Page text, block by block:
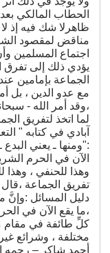
الحطاب المالكي
ظاهرلا شك فيه إذ
مناقض لمقصود
اجتماع المسلمين
يؤدي ذلك إلى تفرق
الجماعة بإمامين
مع عدو الدين ، بل
،وقد أمر الله -
لما اتخذ لتفريق
آبادي في كتابه "
:"ومنها ـ يعني
الآن في الحرم
وهذا للحنفي ، وهذا
تفريق الجماعة
دليل المسائل :وإنَّ
،ما يقع الآن في
كلِّ طائفة في مقام
مختلفة ، وشرائع
أحمد شاكر – رحمه